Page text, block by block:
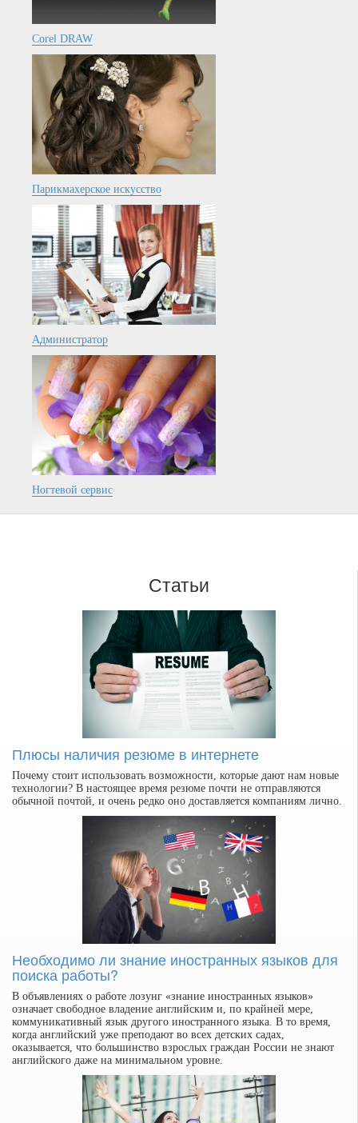
Corel DRAW
Парикмахерское искусство
Администратор
Ногтевой сервис
Статьи
Плюсы наличия резюме в интернете
Почему стоит использовать возможности, которые дают нам новые
технологии? В настоящее время резюме почти не отправляются
обычной почтой, и очень редко оно доставляется компаниям лично.
Необходимо ли знание иностранных языков для
поиска работы?
В объявлениях о работе лозунг «знание иностранных языков»
означает свободное владение английским и, по крайней мере,
коммуникативный язык другого иностранного языка. В то время,
когда английский уже преподают во всех детских садах,
оказывается, что большинство взрослых граждан России не знают
английского даже на минимальном уровне.